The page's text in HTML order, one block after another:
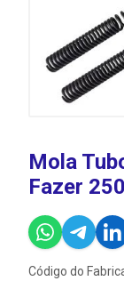
Mola
Fazer
Código do